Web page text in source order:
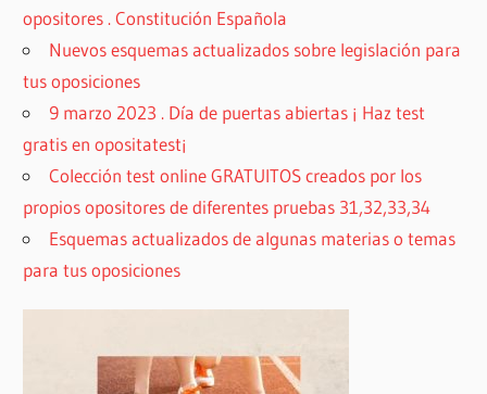
opositores . Constitución Española
Nuevos esquemas actualizados sobre legislación para
tus oposiciones
9 marzo 2023 . Día de puertas abiertas ¡ Haz test
gratis en opositatest¡
Colección test online GRATUITOS creados por los
propios opositores de diferentes pruebas 31,32,33,34
Esquemas actualizados de algunas materias o temas
para tus oposiciones